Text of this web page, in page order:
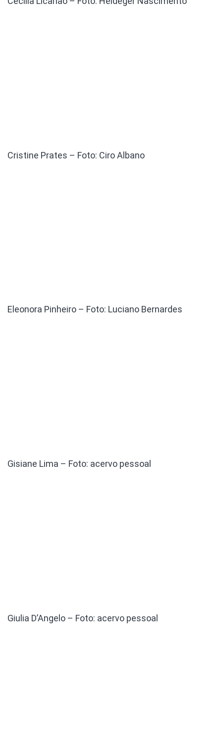
Cristine Prates – Foto: Ciro Albano
Eleonora Pinheiro – Foto: Luciano Bernardes
Gisiane Lima – Foto: acervo pessoal
Giulia D’Angelo – Foto: acervo pessoal